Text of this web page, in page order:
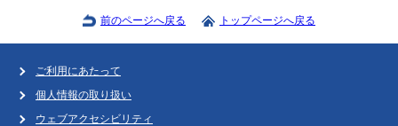
前のページへ戻る トップページへ戻る
ご利用にあたって
個人情報の取り扱い
ウェブアクセシビリティ